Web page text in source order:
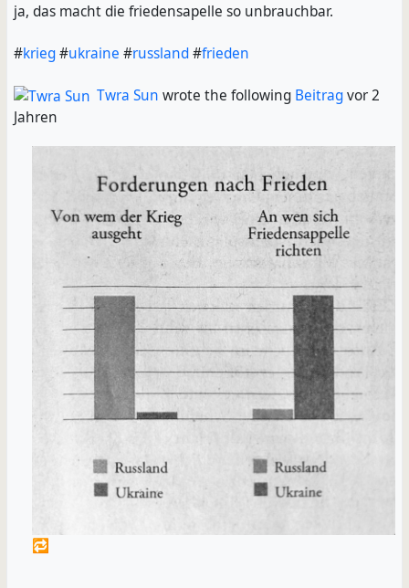
ja, das macht die friedensapelle so unbrauchbar.
#krieg#ukraine #russland#frieden
Twra Sun wrote the following Beitragvor 2
Jahren
🔁